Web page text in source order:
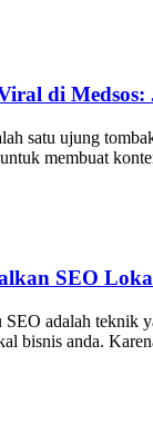
di
satu ujung
membuat
SEO
adalah teknik
bisnis anda.